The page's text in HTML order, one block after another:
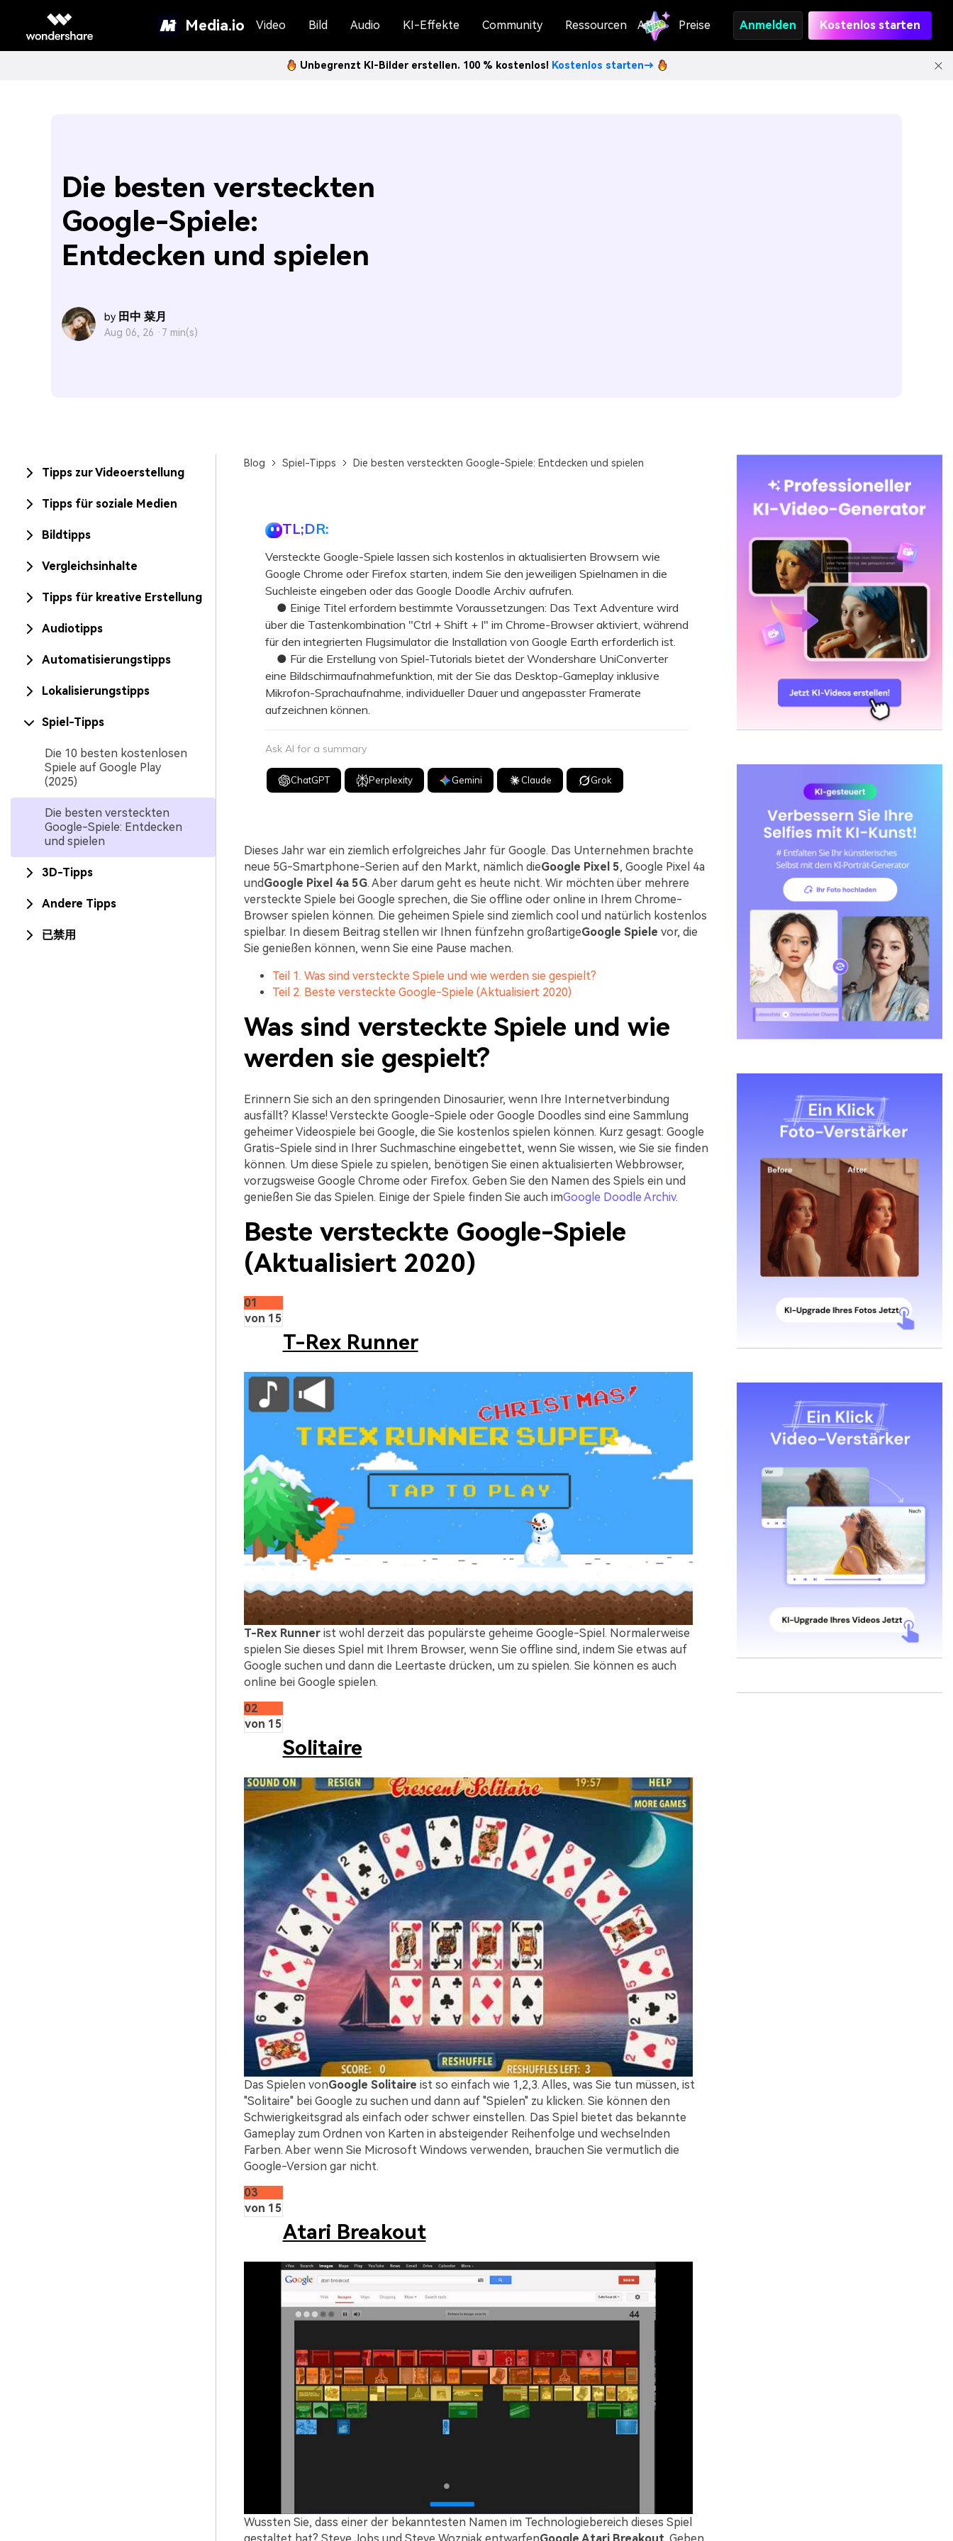
Media.io Video Bild Audio KI-Effekte Community Ressourcen API Preise Anmelden Kostenlos starten
Unbegrenzt KI-Bilder erstellen. 100 % kostenlos! Kostenlos starten→
Die besten versteckten
Google-Spiele:
Entdecken und spielen
by 田中 菜月
Aug 06, 26 · 7 min(s)
Tipps zur Videoerstellung
Tipps für soziale Medien
Bildtipps
Vergleichsinhalte
Tipps für kreative Erstellung
Audiotipps
Automatisierungstipps
Lokalisierungstipps
Spiel-Tipps
Die 10 besten kostenlosen
Spiele auf Google Play
(2025)
Die besten versteckten
Google-Spiele: Entdecken
und spielen
3D-Tipps
Andere Tipps
已禁用
Blog Spiel-Tipps Die besten versteckten Google-Spiele: Entdecken und spielen
TL;DR:
Versteckte Google-Spiele lassen sich kostenlos in aktualisierten Browsern wie
Google Chrome oder Firefox starten, indem Sie den jeweiligen Spielnamen in die
Suchleiste eingeben oder das Google Doodle Archiv aufrufen.
● Einige Titel erfordern bestimmte Voraussetzungen: Das Text Adventure wird
über die Tastenkombination "Ctrl + Shift + I" im Chrome-Browser aktiviert, während
für den integrierten Flugsimulator die Installation von Google Earth erforderlich ist.
● Für die Erstellung von Spiel-Tutorials bietet der Wondershare UniConverter
eine Bildschirmaufnahmefunktion, mit der Sie das Desktop-Gameplay inklusive
Mikrofon-Sprachaufnahme, individueller Dauer und angepasster Framerate
aufzeichnen können.
Ask AI for a summary
ChatGPT Perplexity Gemini Claude Grok
Dieses Jahr war ein ziemlich erfolgreiches Jahr für Google. Das Unternehmen brachte
neue 5G-Smartphone-Serien auf den Markt, nämlich dieGoogle Pixel 5, Google Pixel 4a
undGoogle Pixel 4a 5G. Aber darum geht es heute nicht. Wir möchten über mehrere
versteckte Spiele bei Google sprechen, die Sie offline oder online in Ihrem Chrome-
Browser spielen können. Die geheimen Spiele sind ziemlich cool und natürlich kostenlos
spielbar. In diesem Beitrag stellen wir Ihnen fünfzehn großartigeGoogle Spiele vor, die
Sie genießen können, wenn Sie eine Pause machen.
Teil 1. Was sind versteckte Spiele und wie werden sie gespielt?
Teil 2. Beste versteckte Google-Spiele (Aktualisiert 2020)
Was sind versteckte Spiele und wie
werden sie gespielt?
Erinnern Sie sich an den springenden Dinosaurier, wenn Ihre Internetverbindung
ausfällt? Klasse! Versteckte Google-Spiele oder Google Doodles sind eine Sammlung
geheimer Videospiele bei Google, die Sie kostenlos spielen können. Kurz gesagt: Google
Gratis-Spiele sind in Ihrer Suchmaschine eingebettet, wenn Sie wissen, wie Sie sie finden
können. Um diese Spiele zu spielen, benötigen Sie einen aktualisierten Webbrowser,
vorzugsweise Google Chrome oder Firefox. Geben Sie den Namen des Spiels ein und
genießen Sie das Spielen. Einige der Spiele finden Sie auch imGoogle Doodle Archiv.
Beste versteckte Google-Spiele
(Aktualisiert 2020)
01
von 15
T-Rex Runner
T-Rex Runnerist wohl derzeit das populärste geheime Google-Spiel. Normalerweise
spielen Sie dieses Spiel mit Ihrem Browser, wenn Sie offline sind, indem Sie etwas auf
Google suchen und dann die Leertaste drücken, um zu spielen. Sie können es auch
online bei Google spielen.
02
von 15
Solitaire
Das Spielen vonGoogle Solitaire ist so einfach wie 1,2,3. Alles, was Sie tun müssen, ist
"Solitaire" bei Google zu suchen und dann auf "Spielen" zu klicken. Sie können den
Schwierigkeitsgrad als einfach oder schwer einstellen. Das Spiel bietet das bekannte
Gameplay zum Ordnen von Karten in absteigender Reihenfolge und wechselnden
Farben. Aber wenn Sie Microsoft Windows verwenden, brauchen Sie vermutlich die
Google-Version gar nicht.
03
von 15
Atari Breakout
Wussten Sie, dass einer der bekanntesten Namen im Technologiebereich dieses Spiel